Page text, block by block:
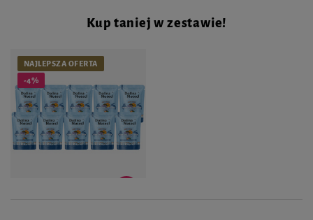
Kup taniej w zestawie!
NAJLEPSZA OFERTA
-4%